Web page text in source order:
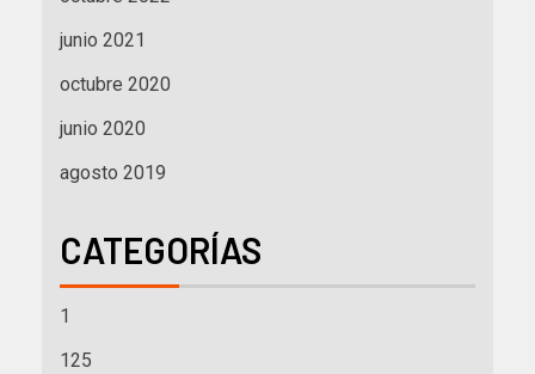
junio 2021
octubre 2020
junio 2020
agosto 2019
CATEGORÍAS
1
125